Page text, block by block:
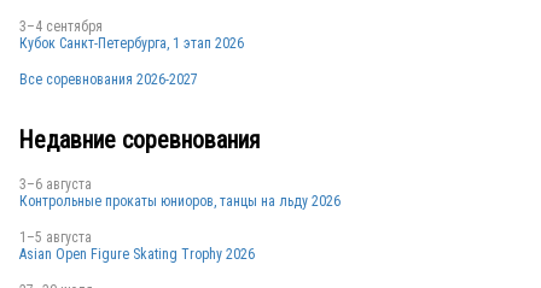
3–4 сентября
Кубок Санкт-Петербурга, 1 этап 2026
Все соревнования 2026-2027
Недавние соревнования
3–6 августа
Контрольные прокаты юниоров, танцы на льду 2026
1–5 августа
Asian Open Figure Skating Trophy 2026